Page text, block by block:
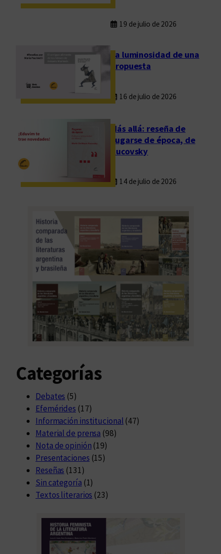
19 de julio de 2026
La luminosidad de una
propuesta
16 de julio de 2026
Más allá: reseña de
Fugarse de época, de
Rucovsky
14 de julio de 2026
Categorías
Debates (5)
Efemérides (17)
Información institucional (47)
Material de prensa (98)
Nota de opinión (19)
Presentaciones (15)
Reseñas (131)
Sin categoría (1)
Textos literarios (23)